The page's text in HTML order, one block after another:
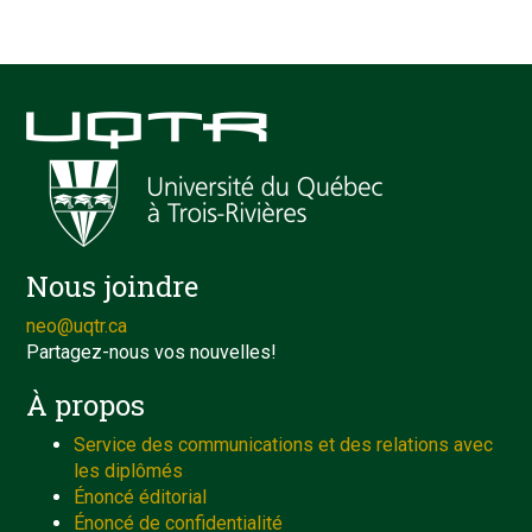
Nous joindre
neo@uqtr.ca
Partagez-nous vos nouvelles!
À propos
Service des communications et des relations avec
les diplômés
Énoncé éditorial
Énoncé de confidentialité